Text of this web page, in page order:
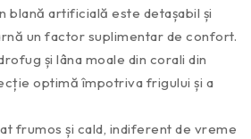
blană artificială este detașabil și
un factor suplimentar de confort.
și lâna moale din corali din
optimă împotriva frigului și a
frumos și cald, indiferent de vreme